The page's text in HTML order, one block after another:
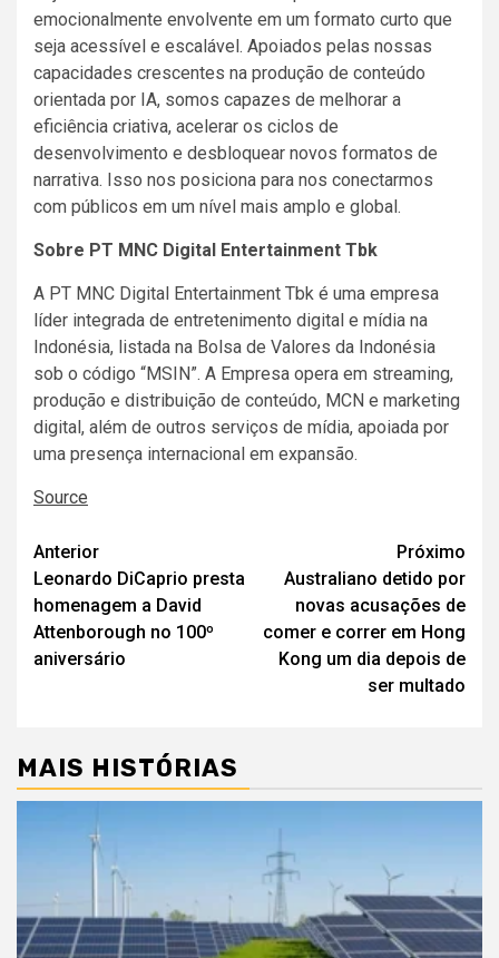
emocionalmente envolvente em um formato curto que
seja acessível e escalável. Apoiados pelas nossas
capacidades crescentes na produção de conteúdo
orientada por IA, somos capazes de melhorar a
eficiência criativa, acelerar os ciclos de
desenvolvimento e desbloquear novos formatos de
narrativa. Isso nos posiciona para nos conectarmos
com públicos em um nível mais amplo e global.
Sobre PT MNC Digital Entertainment Tbk
A PT MNC Digital Entertainment Tbk é uma empresa
líder integrada de entretenimento digital e mídia na
Indonésia, listada na Bolsa de Valores da Indonésia
sob o código “MSIN”. A Empresa opera em streaming,
produção e distribuição de conteúdo, MCN e marketing
digital, além de outros serviços de mídia, apoiada por
uma presença internacional em expansão.
Source
Navegação
de
artigos
Anterior
Leonardo DiCaprio presta
homenagem a David
Attenborough no 100º
aniversário
Próximo
Australiano detido por
novas acusações de
comer e correr em Hong
Kong um dia depois de
ser multado
MAIS HISTÓRIAS